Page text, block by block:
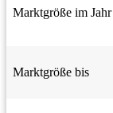
Marktgröße im Jahr
Marktgröße bis